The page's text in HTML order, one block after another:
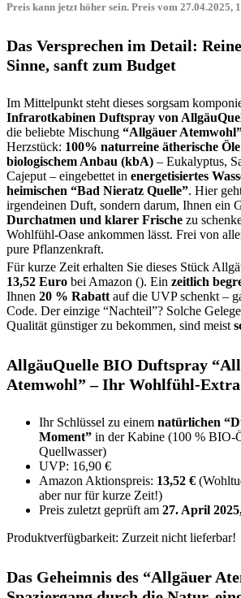
Preis kann jetzt höher sein. Preis vom 27.04.2025,
Das Versprechen im Detail:
Sinne, sanft zum Budget
Im Mittelpunkt steht dieses sorgsam
Infrarotkabinen Duftspray von
die beliebte Mischung “Allgäuer
Herzstück: 100% naturreine ätherische
biologischem Anbau (kbA) – Eukalyptus,
Cajeput – eingebettet in energetisiertes
heimischen “Bad Nieratz Quelle”. Hier
irgendeinen Duft, sondern darum, Ihnen ein
Durchatmen und klarer Frische zu
Wohlfühl-Oase ankommen lässt. Frei von
pure Pflanzenkraft.
Für kurze Zeit erhalten Sie dieses Stück
13,52 Euro bei Amazon (). Ein zeitlich
Ihnen 20 % Rabatt auf die UVP schenkt –
Code. Der einzige “Nachteil”? Solche
Qualität günstiger zu bekommen, sind meist
AllgäuQuelle BIO Duftspray
Atemwohl” – Ihr Wohlfühl-
Ihr Schlüssel zu einem natürlichen
Moment” in der Kabine (100 %
Quellwasser)
UVP: 16,90 €
Amazon Aktionspreis: 13,52 €
aber nur für kurze Zeit!)
Preis zuletzt geprüft am 27. April
Produktverfügbarkeit: Zurzeit nicht lieferbar!
Das Geheimnis des “Allgäuer